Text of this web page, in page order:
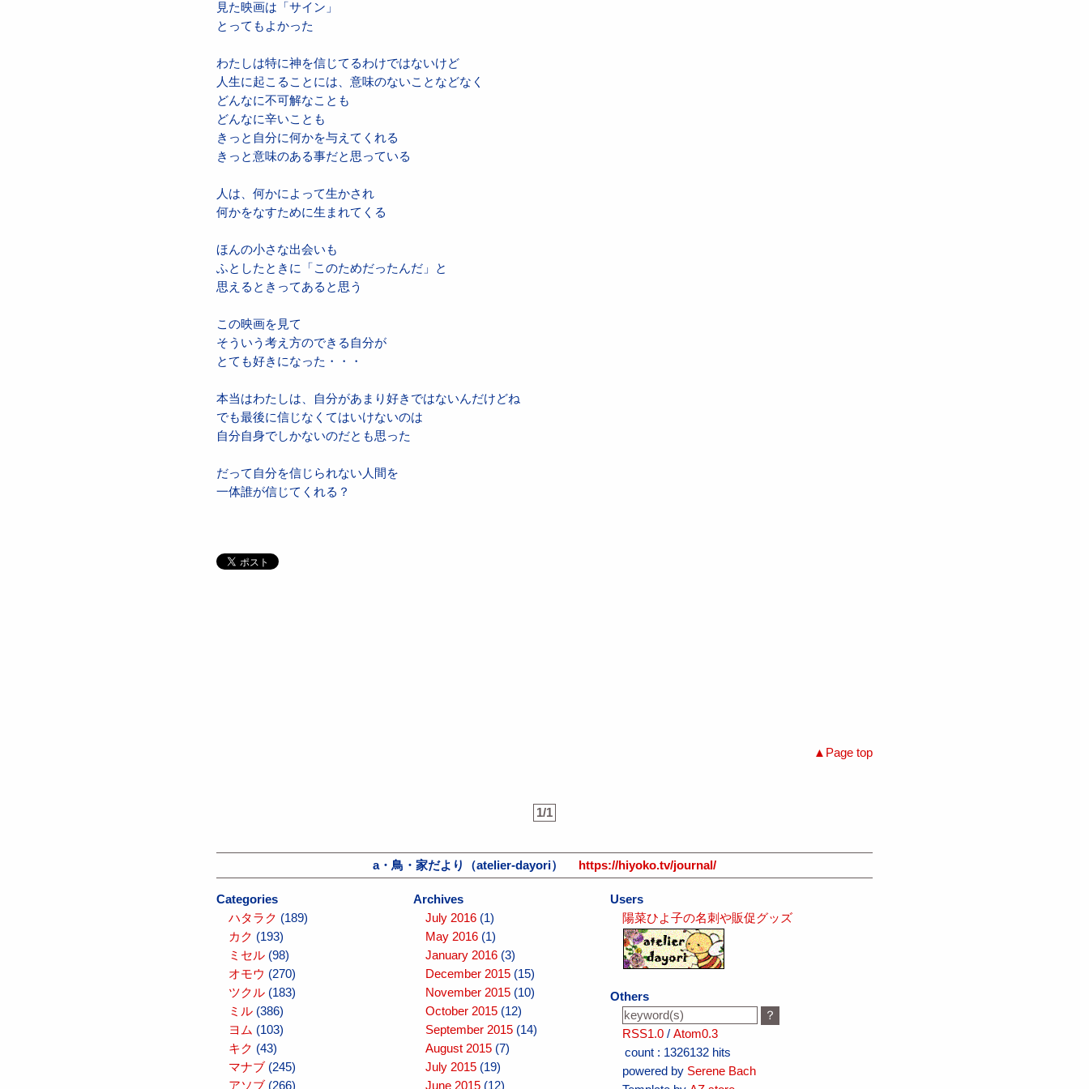
見た映画は「サイン」
とってもよかった
わたしは特に神を信じてるわけではないけど
人生に起こることには、意味のないことなどなく
どんなに不可解なことも
どんなに辛いことも
きっと自分に何かを与えてくれる
きっと意味のある事だと思っている
人は、何かによって生かされ
何かをなすために生まれてくる
ほんの小さな出会いも
ふとしたときに「このためだったんだ」と
思えるときってあると思う
この映画を見て
そういう考え方のできる自分が
とても好きになった・・・
本当はわたしは、自分があまり好きではないんだけどね
でも最後に信じなくてはいけないのは
自分自身でしかないのだとも思った
だって自分を信じられない人間を
一体誰が信じてくれる？
Page top
1/1
a・鳥・家だより（atelier-dayori） https://hiyoko.tv/journal/
Categories
ハタラク (189)
カク (193)
ミセル(98)
オモウ (270)
ツクル(183)
ミル(386)
ヨム (103)
キク (43)
マナブ(245)
アソブ(266)
Archives
July 2016(1)
May 2016(1)
January 2016(3)
December 2015(15)
November 2015(10)
October 2015(12)
September 2015(14)
August 2015(7)
July 2015(19)
June 2015(12)
Users
陽菜ひよ子の名刺や販促グッズ
Others
RSS1.0/ Atom0.3
count : 1326132 hits
powered by Serene Bach